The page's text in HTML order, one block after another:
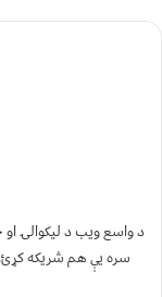
د واسع ویب د لیکوالۍ
سره یې هم شریکه کړئ.